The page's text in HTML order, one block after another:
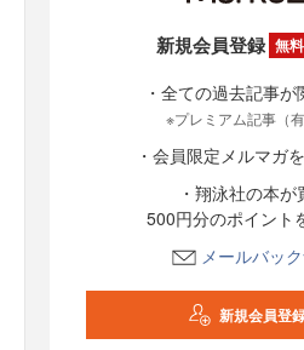
新規会員登録 無料
・全ての過去記事
※プレミアム記事（
・会員限定メルマガ
・翔泳社の本が
500円分のポイント
メールバッ
新規会員登